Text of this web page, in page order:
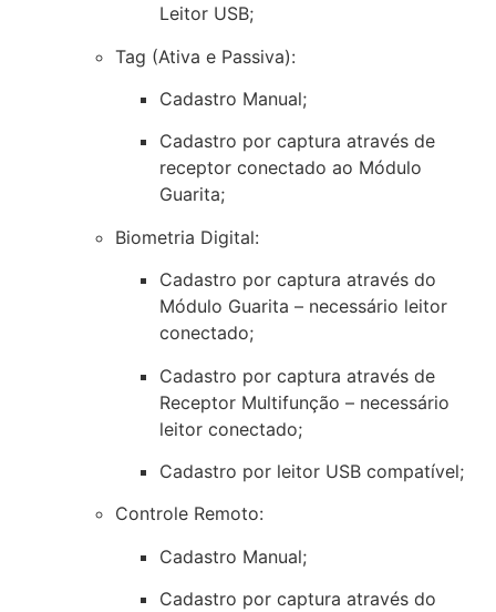
Leitor USB;
Tag (Ativa e Passiva):
Cadastro Manual;
Cadastro por captura através de
receptor conectado ao Módulo
Guarita;
Biometria Digital:
Cadastro por captura através do
Módulo Guarita – necessário leitor
conectado;
Cadastro por captura através de
Receptor Multifunção – necessário
leitor conectado;
Cadastro por leitor USB compatível;
Controle Remoto:
Cadastro Manual;
Cadastro por captura através do